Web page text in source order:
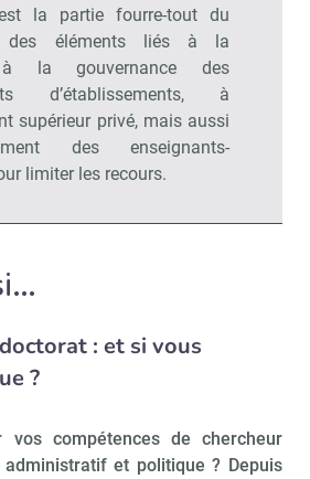
la partie fourre-tout du
des éléments liés à la
à la gouvernance des
d’établissements, à
supérieur privé, mais aussi
des enseignants-
limiter les recours.
: et si vous
?
vos compétences de chercheur
et politique ? Depuis